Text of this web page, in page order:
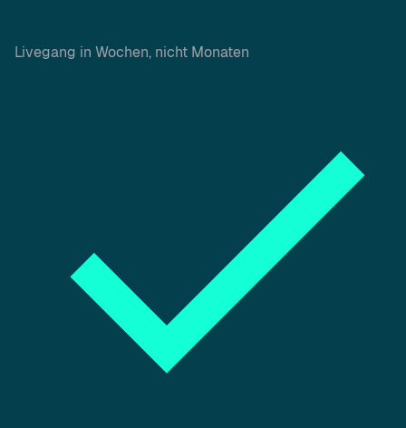
Livegang in Wochen, nicht Monaten